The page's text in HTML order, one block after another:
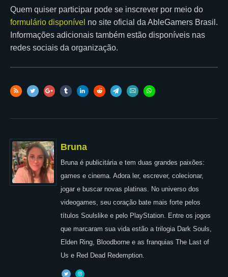
Quem quiser participar pode se inscrever por meio do
formulário disponível no site oficial da AbleGamers Brasil.
Informações adicionais também estão disponíveis nas
redes sociais da organização.
Bruna
Bruna é publicitária e tem duas grandes paixões:
games e cinema. Adora ler, escrever, colecionar,
jogar e buscar novas platinas. No universo dos
videogames, seu coração bate mais forte pelos
títulos Soulslike e pelo PlayStation. Entre os jogos
que marcaram sua vida estão a trilogia Dark Souls,
Elden Ring, Bloodborne e as franquias The Last of
Us e Red Dead Redemption.